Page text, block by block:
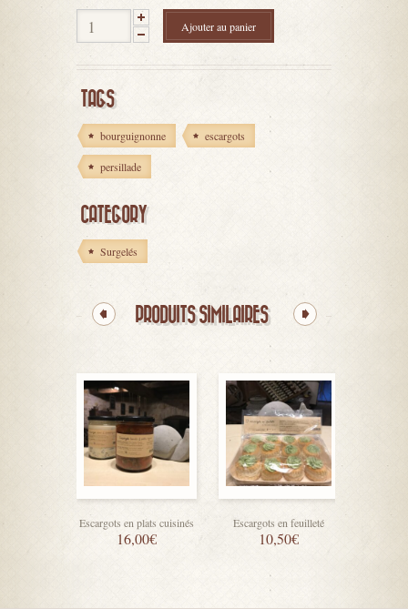
Ajouter au panier
TAGS
bourguignonne escargots
persillade
CATEGORY
Surgelés
PRODUITS SIMILAIRES
Escargots en plats cuisinés
16,00€
Escargots en feuilleté
10,50€